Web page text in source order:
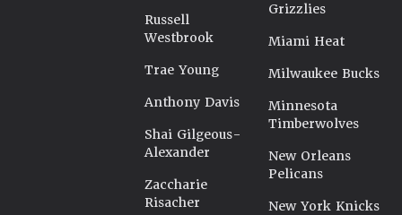
Russell
Westbrook
Trae Young
Anthony Davis
Shai Gilgeous-
Alexander
Zaccharie
Risacher
Grizzlies
Miami Heat
Milwaukee Bucks
Minnesota
Timberwolves
New Orleans
Pelicans
New York Knicks